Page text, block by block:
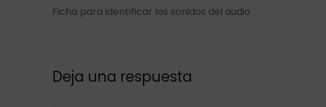
Ficha para identificar los sonidos del audio
Deja una respuesta